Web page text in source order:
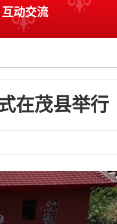
互动交流
在茂县举行